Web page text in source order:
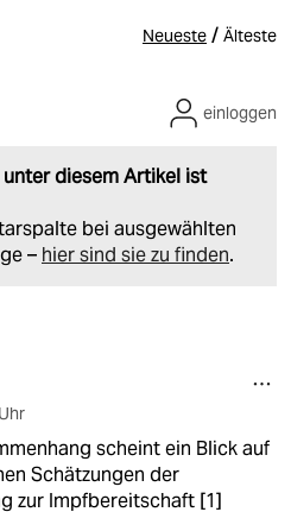
Neueste / Älteste
diesem Artikel ist
bei ausgewählten
– hier sind sie zu finden.
einloggen
scheint ein Blick auf
Schätzungen der
zur Impfbereitschaft [1]